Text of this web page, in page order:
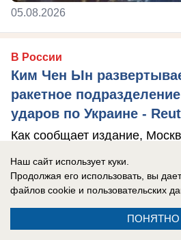
05.08.2026
В России
Ким Чен Ын
ракетное
ударов по Украине -
Как сообщает издание,
области ракетное
Наш сайт использует куки.
Продолжая его использовать, вы
файлов cookie и пользовательских
ПОНЯТНО